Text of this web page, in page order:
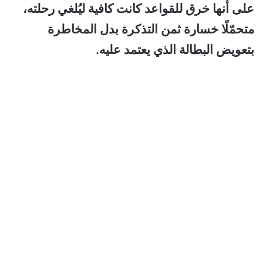
على أنها خرق للقواعد كانت كافية ليُلغي رحلته،
متحمّلًا خسارة ثمن التذكرة بدل المخاطرة
بتعويض البطالة الذي يعتمد عليه.